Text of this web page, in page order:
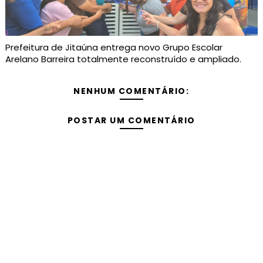
Prefeitura de Jitaúna entrega novo Grupo Escolar
Arelano Barreira totalmente reconstruído e ampliado.
NENHUM COMENTÁRIO:
POSTAR UM COMENTÁRIO